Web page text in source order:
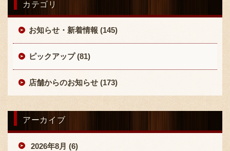
TEL:096-349-2222
FAX :096-349-2288
カテゴリ
お知らせ・新着情報 (145)
ピックアップ (81)
店舗からのお知らせ (173)
アーカイブ
2026年8月 (6)